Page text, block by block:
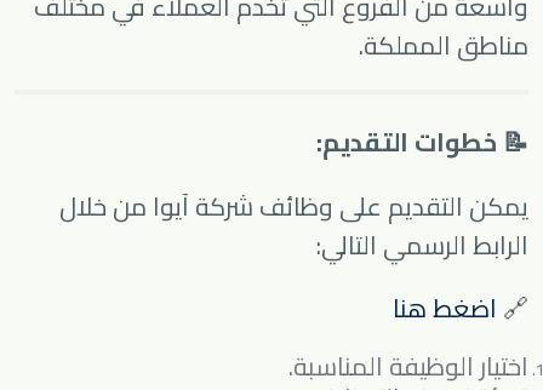
مناطق المملكة.
📝 خطوات التقديم:
يمكن التقديم على وظائف شركة آيوا من خلال
الرابط الرسمي التالي:
🔗 اضغط هنا
اختيار الوظيفة المناسبة.